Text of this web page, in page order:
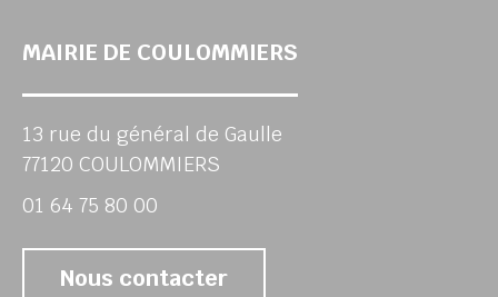
MAIRIE DE COULOMMIERS
13 rue du général de Gaulle
77120 COULOMMIERS
01 64 75 80 00
Nous contacter